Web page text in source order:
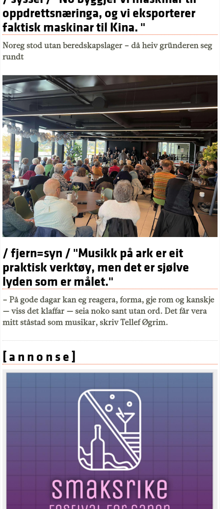
oppdrettsnæringa, og vi eksporterer
faktisk maskinar til Kina. "
Noreg stod utan beredskapslager – då heiv gründeren seg
rundt
/ fjern=syn / "Musikk på ark er eit
praktisk verktøy, men det er sjølve
lyden som er målet."
– På gode dagar kan eg reagera, forma, gje rom og kanskje
— viss det klaffar — seia noko sant utan ord. Det får vera
mitt ståstad som musikar, skriv Tellef Øgrim.
[ a n n o n s e ]